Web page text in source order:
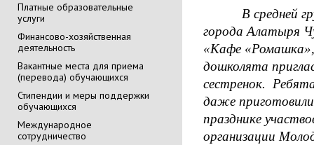
Платные образовательные
услуги
Финансово-хозяйственная
деятельность
Вакантные места для приема
(перевода) обучающихся
Стипендии и меры поддержки
обучающихся
Международное
сотрудничество
В средней
города Алатыря
«Кафе
дошколята
сестренок.
даже приготовили
празднике
организации